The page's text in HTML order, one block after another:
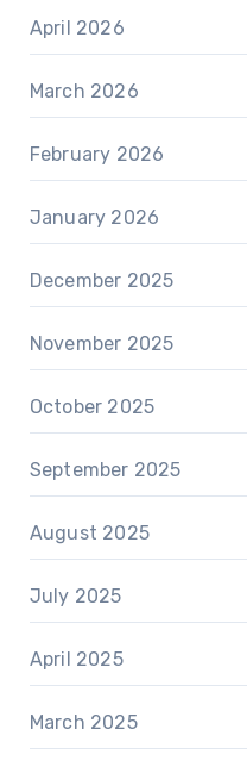
April 2026
March 2026
February 2026
January 2026
December 2025
November 2025
October 2025
September 2025
August 2025
July 2025
April 2025
March 2025